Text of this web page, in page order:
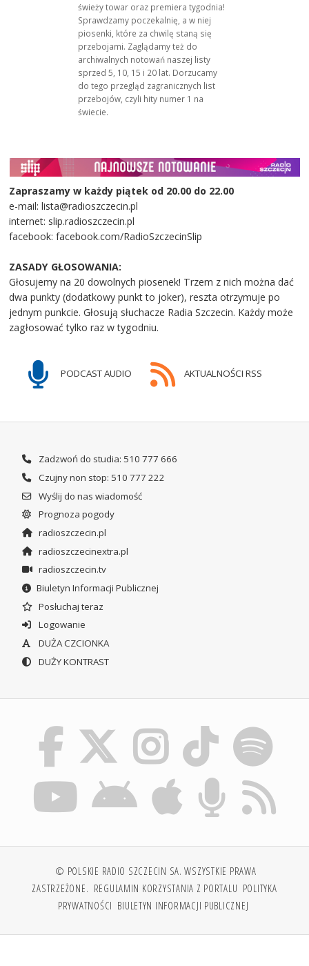
świeży towar oraz premiera tygodnia!
Sprawdzamy poczekalnię, a w niej
piosenki, które za chwilę staną się
przebojami. Zaglądamy też do
archiwalnych notowań naszej listy
sprzed 5, 10, 15 i 20 lat. Dorzucamy
do tego przegląd zagranicznych list
przebojów, czyli hity numer 1 na
świecie.
Zapraszamy w każdy piątek od 20.00 do 22.00
e-mail: lista@radioszczecin.pl
internet: slip.radioszczecin.pl
facebook: facebook.com/RadioSzczecinSlip
ZASADY GŁOSOWANIA:
Głosujemy na 20 dowolnych piosenek! Trzem z nich można dać
dwa punkty (dodatkowy punkt to joker), reszta otrzymuje po
jednym punkcie. Głosują słuchacze Radia Szczecin. Każdy może
zagłosować tylko raz w tygodniu.
PODCAST AUDIO AKTUALNOŚCI RSS
Zadzwoń do studia: 510 777 666
Czujny non stop: 510 777 222
Wyślij do nas wiadomość
Prognoza pogody
radioszczecin.pl
radioszczecinextra.pl
radioszczecin.tv
Biuletyn Informacji Publicznej
Posłuchaj teraz
Logowanie
DUŻA CZCIONKA
DUŻY KONTRAST
© POLSKIE RADIO SZCZECIN SA. WSZYSTKIE PRAWA
ZASTRZEŻONE. REGULAMIN KORZYSTANIA Z PORTALU POLITYKA
PRYWATNOŚCI BIULETYN INFORMACJI PUBLICZNEJ